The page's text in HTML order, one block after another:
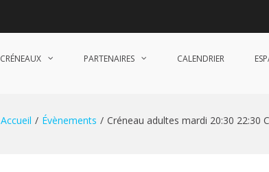
CRÉNEAUX PARTENAIRES CALENDRIER
Accueil Évènements Créneau adultes mardi 20:30 22:30